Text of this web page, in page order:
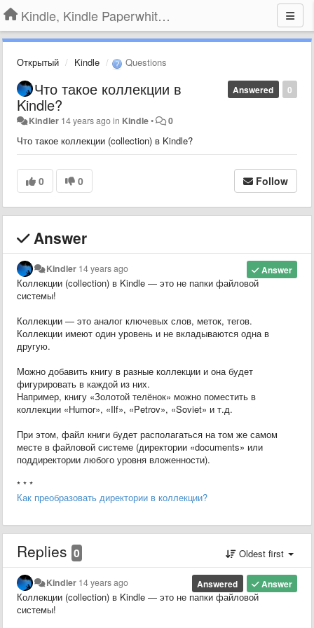
Kindle, Kindle Paperwhite, Kindle Voyage
Открытый Kindle Questions
0
Answered
Что такое коллекции в
Kindle?
Kindler 14 years agoin Kindle• 0
Что такое коллекции (collection) в Kindle?
0 0 Follow
Answer
Answer
Kindler 14 years ago
Коллекции (collection) в Kindle — это не папки файловой
системы!
Коллекции — это аналог ключевых слов, меток, тегов.
Коллекции имеют один уровень и не вкладываются одна в
другую.
Можно добавить книгу в разные коллекции и она будет
фигурировать в каждой из них.
Например, книгу «Золотой телёнок» можно поместить в
коллекции «Humor», «Ilf», «Petrov», «Soviet» и т.д.
При этом, файл книги будет располагаться на том же самом
месте в файловой системе (директории «documents» или
поддиректории любого уровня вложенности).
* * *
Как преобразовать директории в коллекции?
Replies 0 Oldest first
Answer
Answered
Kindler 14 years ago
Коллекции (collection) в Kindle — это не папки файловой
системы!